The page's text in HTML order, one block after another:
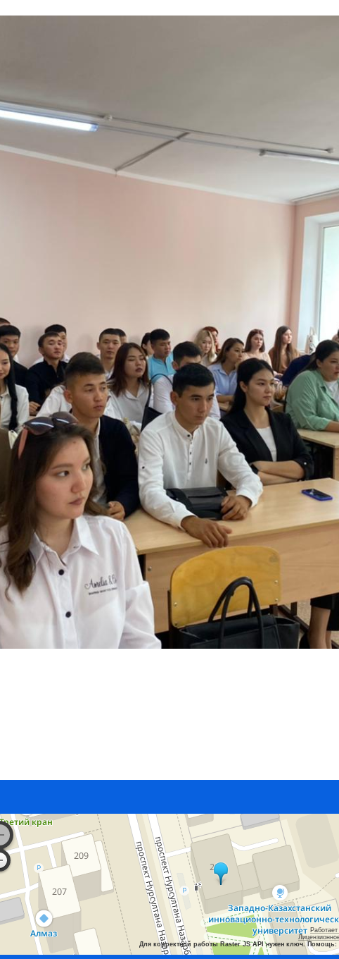
Для корректной работы Raster JS API нужен ключ. Помощь: